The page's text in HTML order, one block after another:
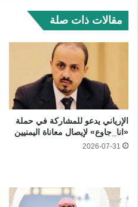
مقالات ذات صلة
الإرياني يدعو للمشاركة في حملة
«انا_جاوع» لإيصال معاناة اليمنيين
2026-07-31